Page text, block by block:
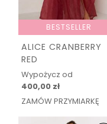
BESTSELLER
ALICE CRANBERRY
RED
Wypożycz od
400,00 zł
ZAMÓW PRZYMIARKĘ